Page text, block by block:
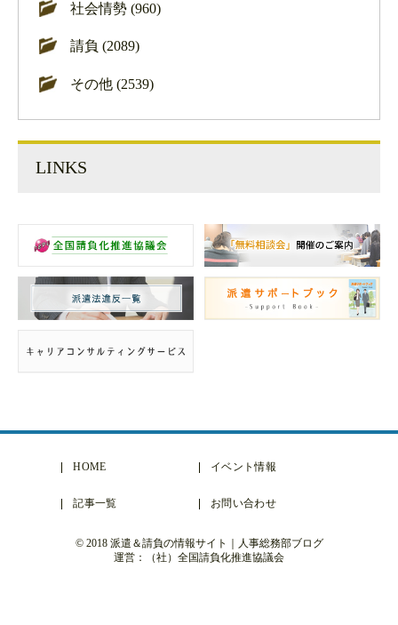
社会情勢 (960)
請負 (2089)
その他 (2539)
LINKS
HOME イベント情報
記事一覧 お問い合わせ
© 2018 派遣＆請負の情報サイト｜人事総務部ブログ
運営：（社）全国請負化推進協議会